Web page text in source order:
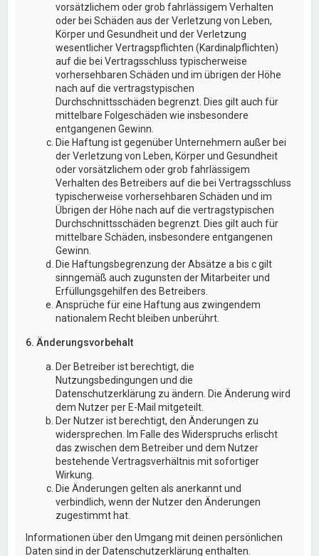
vorsätzlichem oder grob fahrlässigem Verhalten
oder bei Schäden aus der Verletzung von Leben,
Körper und Gesundheit und der Verletzung
wesentlicher Vertragspflichten (Kardinalpflichten)
auf die bei Vertragsschluss typischerweise
vorhersehbaren Schäden und im übrigen der Höhe
nach auf die vertragstypischen
Durchschnittsschäden begrenzt. Dies gilt auch für
mittelbare Folgeschäden wie insbesondere
entgangenen Gewinn.
Die Haftung ist gegenüber Unternehmern außer bei
der Verletzung von Leben, Körper und Gesundheit
oder vorsätzlichem oder grob fahrlässigem
Verhalten des Betreibers auf die bei Vertragsschluss
typischerweise vorhersehbaren Schäden und im
Übrigen der Höhe nach auf die vertragstypischen
Durchschnittsschäden begrenzt. Dies gilt auch für
mittelbare Schäden, insbesondere entgangenen
Gewinn.
Die Haftungsbegrenzung der Absätze a bis c gilt
sinngemäß auch zugunsten der Mitarbeiter und
Erfüllungsgehilfen des Betreibers.
Ansprüche für eine Haftung aus zwingendem
nationalem Recht bleiben unberührt.
6. Änderungsvorbehalt
Der Betreiber ist berechtigt, die
Nutzungsbedingungen und die
Datenschutzerklärung zu ändern. Die Änderung wird
dem Nutzer per E-Mail mitgeteilt.
Der Nutzer ist berechtigt, den Änderungen zu
widersprechen. Im Falle des Widerspruchs erlischt
das zwischen dem Betreiber und dem Nutzer
bestehende Vertragsverhältnis mit sofortiger
Wirkung.
Die Änderungen gelten als anerkannt und
verbindlich, wenn der Nutzer den Änderungen
zugestimmt hat.
Informationen über den Umgang mit deinen persönlichen
Daten sind in der Datenschutzerklärung enthalten.